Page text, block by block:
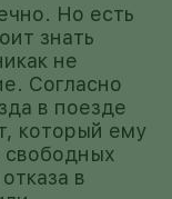
Но есть
знать
не
Согласно
в поезде
который ему
свободных
в